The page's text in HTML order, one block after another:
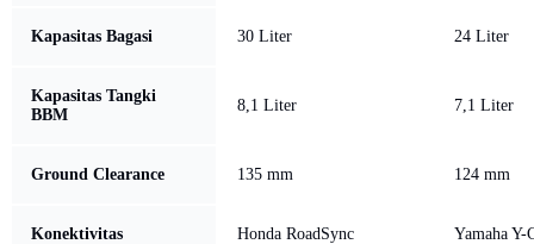
Kapasitas Bagasi 30 Liter 24 Liter
Kapasitas Tangki
BBM
8,1 Liter 7,1 Liter
Ground Clearance 135 mm 124 mm
Konektivitas Honda RoadSync Yamaha Y-